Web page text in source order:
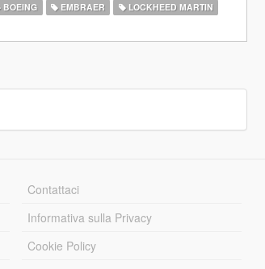
BOEING EMBRAER
LOCKHEED MARTIN
Contattaci
Informativa sulla Privacy
Cookie Policy